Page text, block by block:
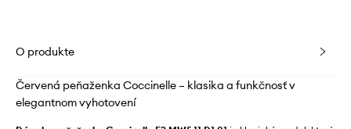
O produkte
Červená peňaženka Coccinelle – klasika a funkčnosť v
elegantnom vyhotovení